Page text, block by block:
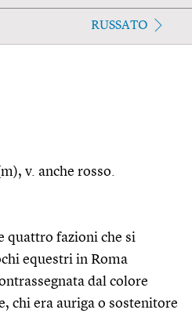
RUSSATO
v. anche rosso.
quattro fazioni che si
equestri in Roma
dal colore
chi era auriga o sostenitore